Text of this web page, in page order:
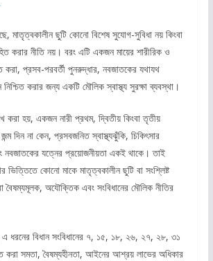
মাতৃত্বকালীন ছুটি কোনো বিশেষ সুযোগ-সুবিধা নয় কিংবা
করার নীতি নয়। বরং এটি একজন মায়ের শারীরিক ও
করা, প্রসব-পরবর্তী পুনরুদ্ধার, নবজাতকের যথাযথ
নিশ্চিত করার জন্য একটি মৌলিক স্বাস্থ্য সুরক্ষা ব্যবস্থা।
হয়, একজন নারী প্রথম, দ্বিতীয় কিংবা তৃতীয়
দিন না কেন, প্রসবজনিত স্বাস্থ্যঝুঁকি, চিকিৎসার
নবজাতকের যত্নের প্রয়োজনীয়তা একই থাকে। তাই
ভিত্তিতে কোনো মাকে মাতৃত্বকালীন ছুটি বা সংশ্লিষ্ট
বৈষম্যমূলক, অযৌক্তিক এবং সংবিধানের মৌলিক নীতির
এ ধরনের বিধান সংবিধানের ৭, ১৫, ১৮, ২৬, ২৭, ২৮, ৩১
করা সমতা, বৈষম্যহীনতা, আইনের আশ্রয় লাভের অধিকার